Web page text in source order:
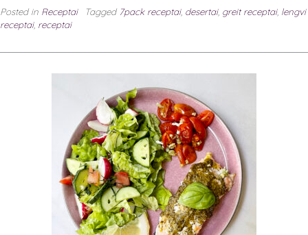
Posted in Receptai Tagged 7pack receptai, desertai, greit receptai, lengvi
receptai, receptai